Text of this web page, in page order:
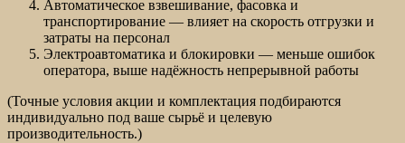
Автоматическое взвешивание, фасовка и
транспортирование — влияет на скорость отгрузки и
затраты на персонал
Электроавтоматика и блокировки — меньше ошибок
оператора, выше надёжность непрерывной работы
(Точные условия акции и комплектация подбираются
индивидуально под ваше сырьё и целевую
производительность.)